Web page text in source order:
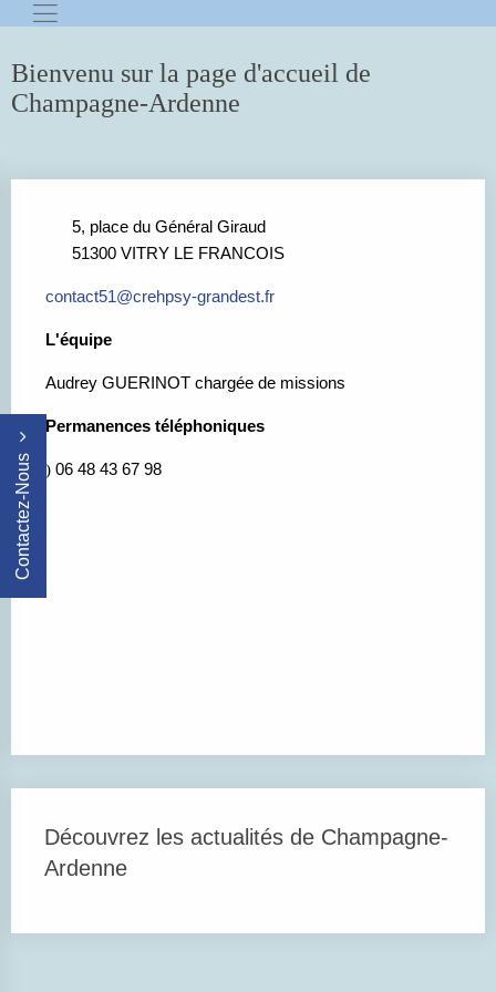
Contactez-Nous
Bienvenu sur la page d'accueil de
Champagne-Ardenne
5, place du Général Giraud
51300 VITRY LE FRANCOIS
contact51@crehpsy-grandest.fr
L'équipe
Audrey GUERINOT chargée de missions
Permanences téléphoniques
) 06 48 43 67 98
Découvrez les actualités de Champagne-
Ardenne